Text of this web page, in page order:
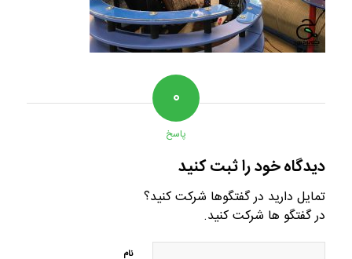
۰
پاسخ
دیدگاه خود را ثبت کنید
تمایل دارید در گفتگوها شرکت کنید؟
در گفتگو ها شرکت کنید.
نام